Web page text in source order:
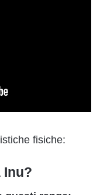
fisiche:
Inu?